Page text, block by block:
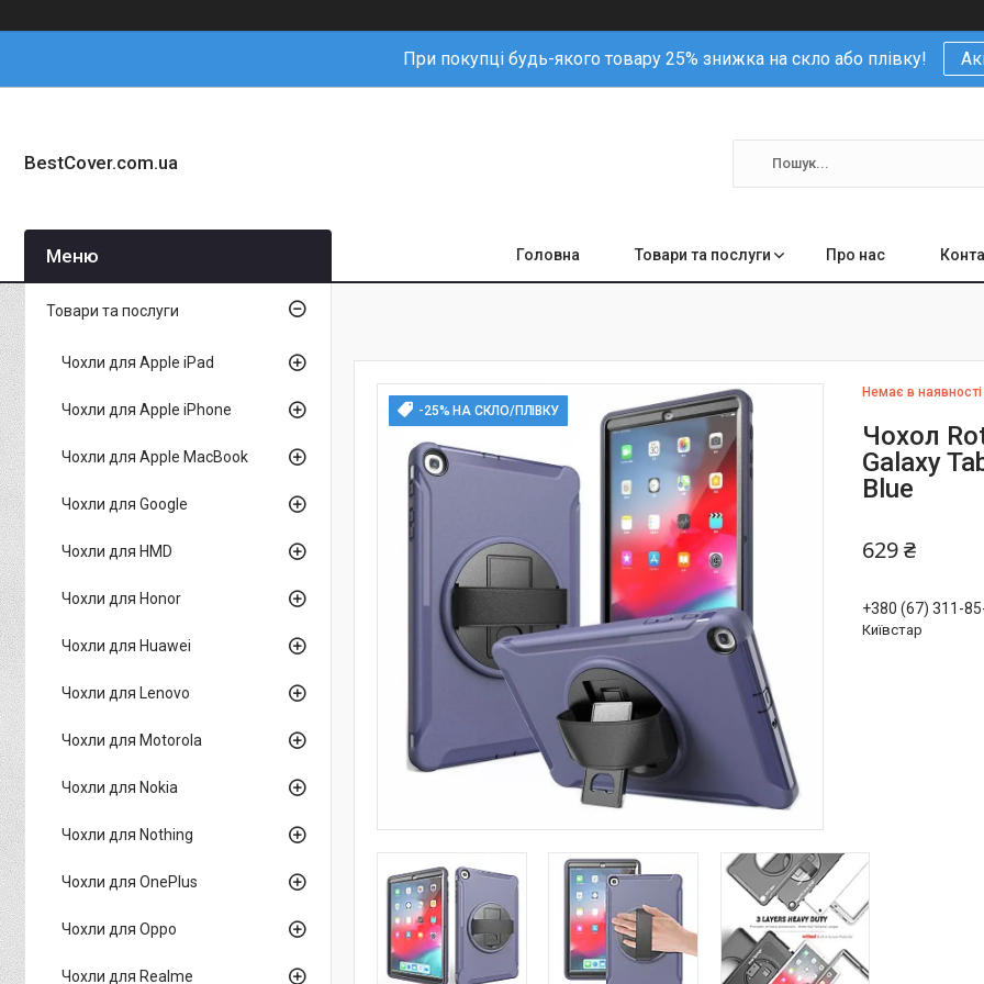
При покупці будь-якого товару 25% знижка на скло або плівку!
BestCover.com.ua
Головна Товари та послуги Про нас
-25% НА СКЛО/ПЛІВКУ
Немає в наявності
Чохол
Galaxy
Blue
629 ₴
+380 (67) 311-
Київстар
Товари та послуги
Чохли для Apple iPad
Чохли для Apple iPhone
Чохли для Apple MacBook
Чохли для Google
Чохли для HMD
Чохли для Honor
Чохли для Huawei
Чохли для Lenovo
Чохли для Motorola
Чохли для Nokia
Чохли для Nothing
Чохли для OnePlus
Чохли для Oppo
Чохли для Realme